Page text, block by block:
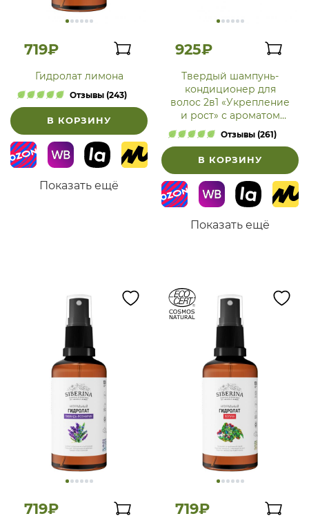
719₽
Гидролат лимона
Отзывы (243)
В КОРЗИНУ
Показать ещё
925₽
Твердый шампунь-
кондиционер для
волос 2в1 «Укрепление
и рост» с ароматом
лаванды
Отзывы (261)
В КОРЗИНУ
Показать ещё
719₽ 719₽